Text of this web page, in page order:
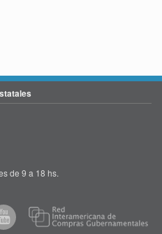
de 9 a 18 hs.
ACCE